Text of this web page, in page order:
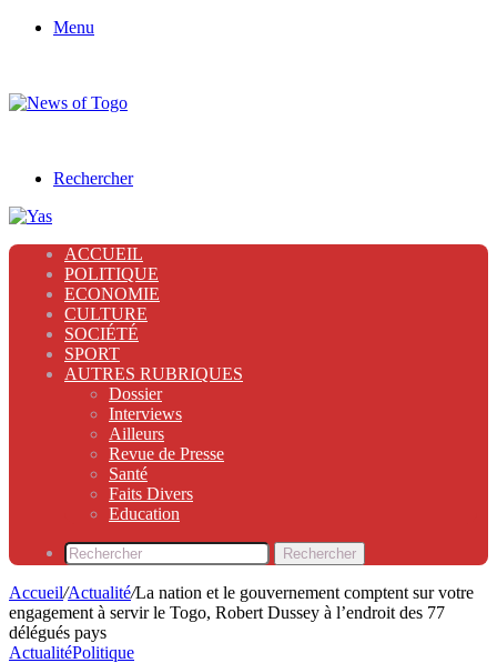
Menu
Rechercher
ACCUEIL
POLITIQUE
ECONOMIE
CULTURE
SOCIÉTÉ
SPORT
AUTRES RUBRIQUES
Dossier
Interviews
Ailleurs
Revue de Presse
Santé
Faits Divers
Education
Rechercher
Accueil/Actualité/La nation et le gouvernement comptent sur votre
engagement à servir le Togo, Robert Dussey à l’endroit des 77
délégués pays
ActualitéPolitique